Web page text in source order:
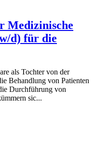
Medizinische
d) für die
als Tochter von der
Behandlung von Patienten
Durchführung von
sic...